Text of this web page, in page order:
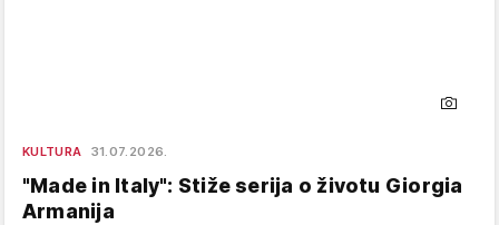
KULTURA 31.07.2026.
"Made in Italy": Stiže serija o životu Giorgia
Armanija